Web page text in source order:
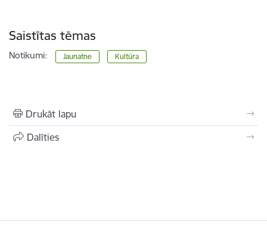
Saistītas tēmas
Notikumi: Jaunatne Kultūra
Drukāt lapu
Dalīties